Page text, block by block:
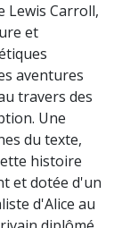
Lewis Carroll,
et
aventures
travers des
Une
du texte,
histoire
et dotée d'un
d'Alice au